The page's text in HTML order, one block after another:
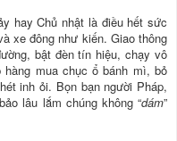
hay Chủ nhật là điều hết sức
xe đông như kiến. Giao thông
bật đèn tín hiệu, chạy vô
mua chục ổ bánh mì, bỏ
inh ỏi. Bọn bạn người Pháp,
lâu lắm chúng không “dám”